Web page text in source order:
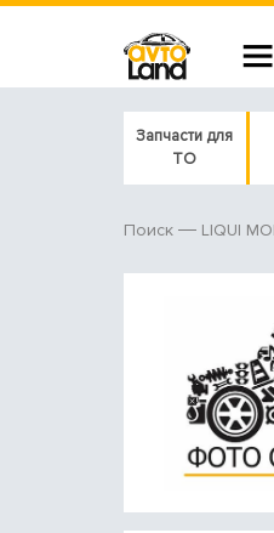
Запчасти для
ТО
Поиск LIQUI